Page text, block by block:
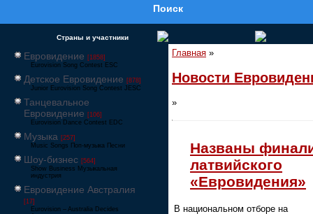
Поиск
Страны и участники
Евровидение [1858]
Eurovision Song Contest ESC
Детское Евровидение [878]
Junior Eurovision Song Contest JESC
Танцевальное
Евровидение [106]
Eurovision Dance Contest EDC
Музыка [257]
Music Songs Поп-музыка Песни
Шоу-бизнес [564]
Show Business Музыкальная
индустрия
Евровидение Австралия
[17]
Eurovision – Australia Decides
Главная »
Новости
»
Названы
латвийского
«Евровидения»
В национальном отборе на